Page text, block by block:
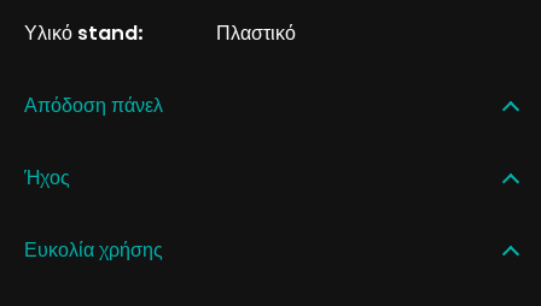
Υλικό stand: Πλαστικό
Απόδοση πάνελ
Ήχος
Ευκολία χρήσης